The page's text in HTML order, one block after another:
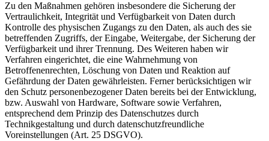
Zu den Maßnahmen gehören insbesondere die Sicherung der
Vertraulichkeit, Integrität und Verfügbarkeit von Daten durch
Kontrolle des physischen Zugangs zu den Daten, als auch des sie
betreffenden Zugriffs, der Eingabe, Weitergabe, der Sicherung der
Verfügbarkeit und ihrer Trennung. Des Weiteren haben wir
Verfahren eingerichtet, die eine Wahrnehmung von
Betroffenenrechten, Löschung von Daten und Reaktion auf
Gefährdung der Daten gewährleisten. Ferner berücksichtigen wir
den Schutz personenbezogener Daten bereits bei der Entwicklung,
bzw. Auswahl von Hardware, Software sowie Verfahren,
entsprechend dem Prinzip des Datenschutzes durch
Technikgestaltung und durch datenschutzfreundliche
Voreinstellungen (Art. 25 DSGVO).